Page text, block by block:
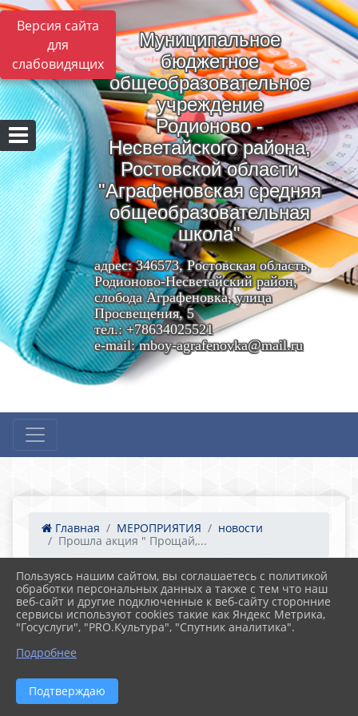
Версия сайта
для
слабовидящих
Муниципальное
бюджетное
общеобразовательное
учреждение
Родионово -
Несветайского района,
Ростовской области
"Аграфеновская средняя
общеобразовательная
школа"
адрес: 346573, Ростовская область,
Родионово-Несветайский район,
слобода Аграфеновка, улица
Просвещения, 5
тел.: +78634025521
e-mail: mboy-agrafenovka@mail.ru
Главная МЕРОПРИЯТИЯ
новости
Прошла акция " Прощай,...
26.05.2026 06:58 14
Прошла акция " Прощай,школа!"
Пользуясь нашим сайтом, вы соглашаетесь с политикой
обработки персональных данных а также с тем что наш
веб-сайт и другие подключенные к веб-сайту сторонние
сервисы используют cookies такие как Яндекс Метрика,
"Госуслуги", "PRO.Культура", "Спутник аналитика".
Подробнее
Подтверждаю